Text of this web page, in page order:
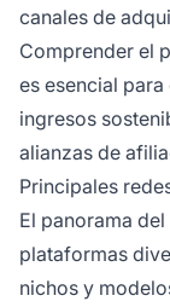
canales de
Comprender el
es esencial
ingresos
alianzas de
Principales
El panorama
plataformas
nichos y